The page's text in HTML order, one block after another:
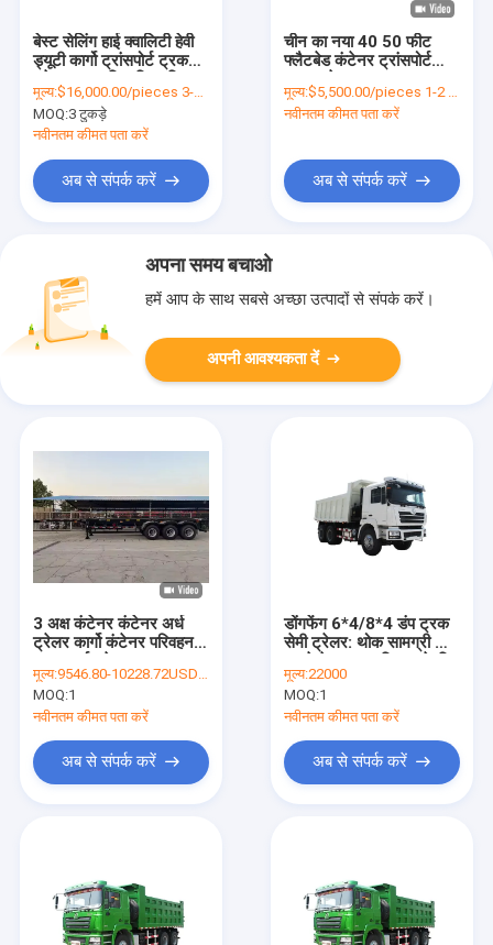
बेस्ट सेलिंग हाई क्वालिटी हेवी
ड्यूटी कार्गो ट्रांसपोर्ट ट्रक
डिजाइन
मूल्य:$16,000.00/pieces 3-9 pieces
MOQ:3 टुकड़े
नवीनतम कीमत पता करें
अब से संपर्क करें
चीन का नया 40 50 फीट
फ्लैटबेड कंटेनर ट्रांसपोर्ट
फ्लैटबेड सेमी-ट्रेलर
मूल्य:$5,500.00/pieces 1-2 pieces
नवीनतम कीमत पता करें
अब से संपर्क करें
अपना समय बचाओ
हमें आप के साथ सबसे अच्छा उत्पादों से संपर्क करें।
अपनी आवश्यकता दें
3 अक्ष कंटेनर कंटेनर अर्ध
ट्रेलर कार्गो कंटेनर परिवहन
मूल्य:9546.80-10228.72USD/Unit
MOQ:1
नवीनतम कीमत पता करें
अब से संपर्क करें
डोंगफेंग 6*4/8*4 डंप ट्रक
सेमी ट्रेलर: थोक सामग्री और
डिज़ाइन किया गया
मूल्य:22000
MOQ:1
नवीनतम कीमत पता करें
अब से संपर्क करें